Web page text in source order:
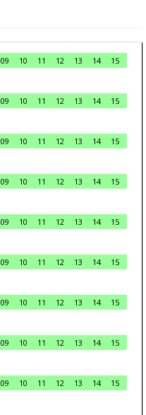
09 10 11 12 13 14
15
09 10 11 12 13 14
15
09 10 11 12 13 14
15
09 10 11 12 13 14
15
09 10 11 12 13 14
15
09 10 11 12 13 14
15
09 10 11 12 13 14
15
09 10 11 12 13 14
15
09 10 11 12 13 14
15